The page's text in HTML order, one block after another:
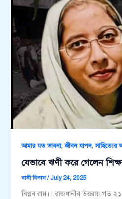
আমার যত ভাবনা,জীবন যাপন,সাহিত্যের
যেভাবে ঋণী করে গেলেন
বানী বিতান/ July 24, 2025
বিপ্লব রায়।। রাজধানীর উত্তরায় গত